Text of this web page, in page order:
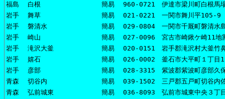
福島
白根 簡易
960-0721 伊達市梁川町白根馬
岩手
舞草 簡易
021-0221 一関市舞川平105-9
岩手
磐清水 簡易
029-0804 一関市千厩町磐清水
岩手
崎山 簡易
027-0096 宮古市崎鍬ケ崎11地
岩手
滝沢大釜 簡易
020-0151 岩手郡滝沢村大釜竹
岩手
嬉石 簡易
026-0002 釜石市大平町１丁目
岩手
彦部 簡易
028-3315 紫波郡紫波町彦部久
青森
切谷内 簡易
039-1502 三戸郡五戸町切谷内
青森
弘前城東 簡易
036-8093 弘前市城東中央３丁